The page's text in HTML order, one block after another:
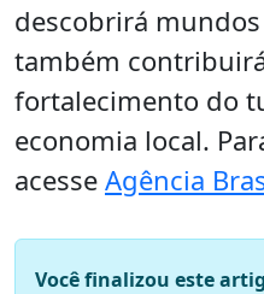
descobrirá
também
fortalecimento do
economia local.
acesse Agência
Você finalizou este